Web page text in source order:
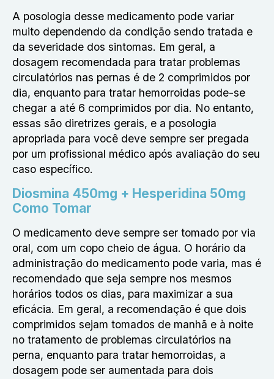
A posologia desse medicamento pode variar
muito dependendo da condição sendo tratada e
da severidade dos sintomas. Em geral, a
dosagem recomendada para tratar problemas
circulatórios nas pernas é de 2 comprimidos por
dia, enquanto para tratar hemorroidas pode-se
chegar a até 6 comprimidos por dia. No entanto,
essas são diretrizes gerais, e a posologia
apropriada para você deve sempre ser pregada
por um profissional médico após avaliação do seu
caso específico.
Diosmina 450mg + Hesperidina 50mg
Como Tomar
O medicamento deve sempre ser tomado por via
oral, com um copo cheio de água. O horário da
administração do medicamento pode varia, mas é
recomendado que seja sempre nos mesmos
horários todos os dias, para maximizar a sua
eficácia. Em geral, a recomendação é que dois
comprimidos sejam tomados de manhã e à noite
no tratamento de problemas circulatórios na
perna, enquanto para tratar hemorroidas, a
dosagem pode ser aumentada para dois